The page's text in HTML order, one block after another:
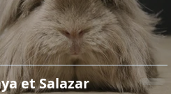
et Salazar